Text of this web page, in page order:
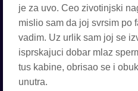
je za uvo. Ceo zivotinjski
mislio sam da joj svrsim po
vadim. Uz urlik sam joj se
isprskajuci dobar mlaz
tus kabine, obrisao se i
unutra.